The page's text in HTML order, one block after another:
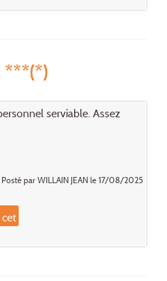
***(*)
serviable. Assez
Posté par WILLAIN JEAN le 17/08/2025